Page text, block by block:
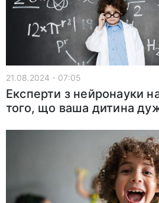
21.08.2024 - 07:05
Експерти з нейронауки
того, що ваша дитина